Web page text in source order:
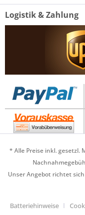
Logistik & Zahlung
* Alle Preise inkl. gesetzl.
Unser Angebot richtet
Batteriehinweise